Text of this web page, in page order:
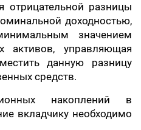
отрицательной разницы
доходностью,
значением
активов, управляющая
данную разницу
средств.
накоплений в
вкладчику необходимо